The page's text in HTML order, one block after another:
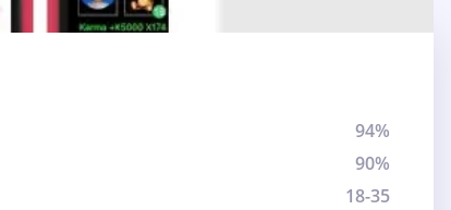
94%
90%
18-35